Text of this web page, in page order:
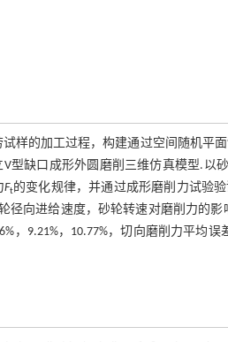
样的加工过程，构建通过空间随机平
V型缺口成形外圆磨削三维仿真模型.以
Ft的变化规律，并通过成形磨削力试验
向进给速度，砂轮转速对磨削力的影
9.21%，10.77%，切向磨削力平均误